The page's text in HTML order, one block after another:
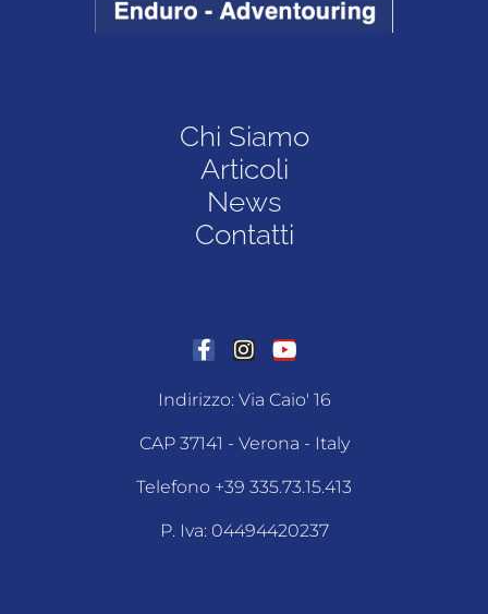
Chi Siamo
Articoli
News
Contatti
Indirizzo: Via Caio' 16
CAP 37141 - Verona - Italy
Telefono +39 335.73.15.413
P. Iva: 04494420237